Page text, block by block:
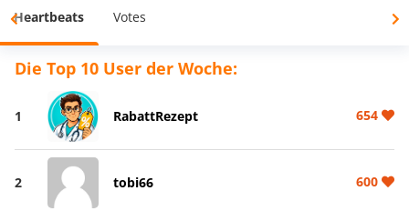
Heartbeats Votes
Die Top 10 User der Woche:
1 RabattRezept 654
2 tobi66 600